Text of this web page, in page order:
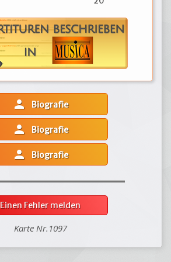
person Biografie
person Biografie
person Biografie
Einen Fehler melden
Karte Nr.1097